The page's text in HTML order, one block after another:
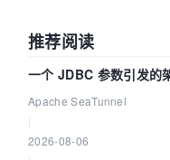
推荐阅读
一个 JDBC 参数引发
解决数据同步中的“定时
Apache SeaTunnel
2026-08-06